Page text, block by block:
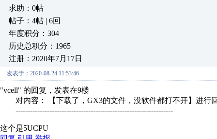
求助：0帖
帖子：4帖 | 6回
年度积分：304
历史总积分：1965
注册：2020年7月17日
发表于：2020-08-24 11:53:46
"vcell" 的回复，发表在9楼
对内容： 【下载了，GX3的文件，没软件都打不开】进行
-----------------------------------------------------------------
这个是5UCPU